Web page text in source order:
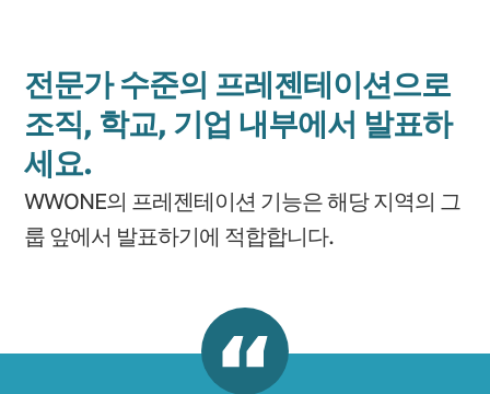
전문가 수준의 프레젠테이션으로
조직, 학교, 기업 내부에서 발표하
세요.
WWONE의 프레젠테이션 기능은 해당 지역의 그
룹 앞에서 발표하기에 적합합니다.